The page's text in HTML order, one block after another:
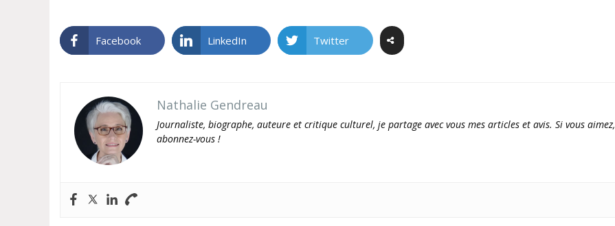
Facebook LinkedIn Twitter
Nathalie Gendreau
Journaliste, biographe, auteure et critique culturel, je partage avec vous mes articles et avis. Si vous aimez,
abonnez-vous !